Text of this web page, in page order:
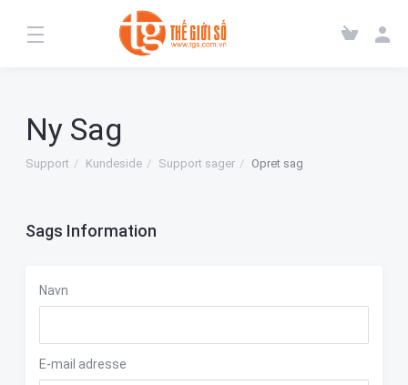
Ny Sag
Support Kundeside Support sager Opret sag
Sags Information
Navn
E-mail adresse